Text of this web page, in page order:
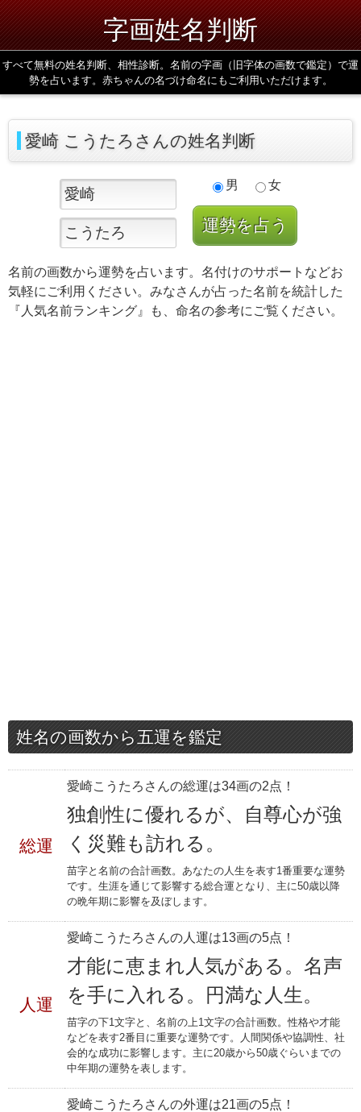
字画姓名判断
すべて無料の姓名判断、相性診断。名前の字画（旧字体の画数で鑑定）で運
勢を占います。赤ちゃんの名づけ命名にもご利用いただけます。
愛崎 こうたろさんの姓名判断
男 女
名前の画数から運勢を占います。名付けのサポートなどお
気軽にご利用ください。みなさんが占った名前を統計した
『人気名前ランキング』も、命名の参考にご覧ください。
姓名の画数から五運を鑑定
総運
愛崎こうたろさんの総運は34画の2点！
独創性に優れるが、自尊心が強
く災難も訪れる。
苗字と名前の合計画数。あなたの人生を表す1番重要な運勢
です。生涯を通じて影響する総合運となり、主に50歳以降
の晩年期に影響を及ぼします。
人運
愛崎こうたろさんの人運は13画の5点！
才能に恵まれ人気がある。名声
を手に入れる。円満な人生。
苗字の下1文字と、名前の上1文字の合計画数。性格や才能
などを表す2番目に重要な運勢です。人間関係や協調性、社
会的な成功に影響します。主に20歳から50歳ぐらいまでの
中年期の運勢を表します。
愛崎こうたろさんの外運は21画の5点！